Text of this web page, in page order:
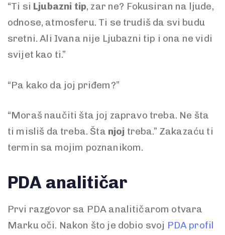
“Ti si Ljubazni tip, zar ne? Fokusiran na ljude,
odnose, atmosferu. Ti se trudiš da svi budu
sretni. Ali Ivana nije Ljubazni tip i ona ne vidi
svijet kao ti.”
“Pa kako da joj priđem?”
“Moraš naučiti šta joj zapravo treba. Ne šta
ti misliš da treba. Šta njoj treba.” Zakazaću ti
termin sa mojim poznanikom.
PDA analitičar
Prvi razgovor sa PDA analitičarom otvara
Marku oči. Nakon što je dobio svoj PDA profil